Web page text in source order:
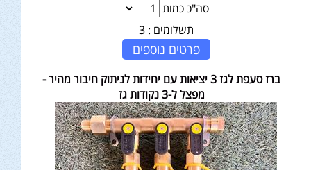
סה"כ כמות
תשלומים : 3
פרטים נוספים
ברז סעפת לגז 3 יציאות עם יחידות לניתוק חיבור מהיר -
מפצל ל-3 נקודות גז